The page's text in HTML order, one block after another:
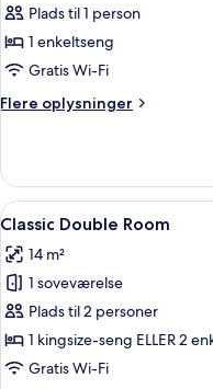
Plads til 1 person
1 enkeltseng
Gratis Wi-Fi
Flere oplysninger
Flere
Indlæs
alle
billeder
af
Classic
Double
Room
8
Classic Double Room
14 m²
1 soveværelse
Plads til 2 personer
1 kingsize-seng ELLER 2
Gratis Wi-Fi